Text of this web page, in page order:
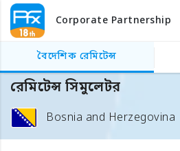
Corporate Partnership
বৈদেশিক রেমিটেন্স
রেমিটেন্স সিমুলেটর
Bosnia and Herzegovina